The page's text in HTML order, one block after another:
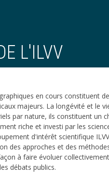
L'ILVV
en cours constituent
majeurs. La longévité et le
par nature, ils constituent un
riche et investi par les
d'intérêt scientifique
des approches et des
à faire évoluer
débats publics.